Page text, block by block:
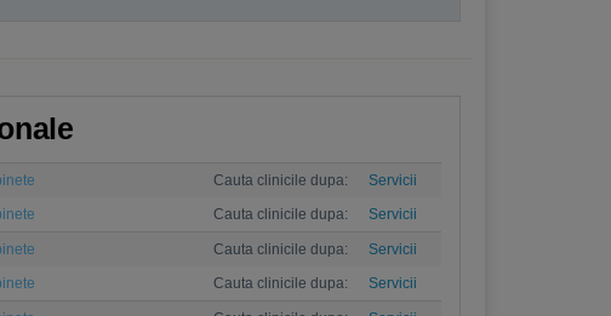
Servicii
Cauta clinicile dupa:
Servicii
Cauta clinicile dupa:
Servicii
Cauta clinicile dupa:
Servicii
Cauta clinicile dupa: